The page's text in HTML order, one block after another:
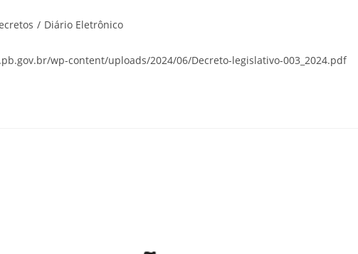
/ Diário Eletrônico
wp-content/uploads/2024/06/Decreto-legislativo-003_2024.pdf